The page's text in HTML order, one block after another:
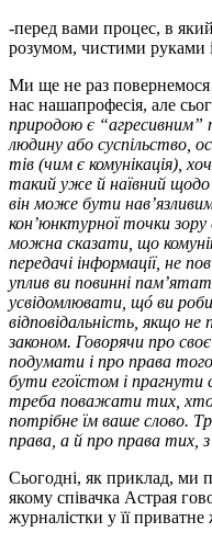
-перед вами процес, в
розумом, чистими руками
Ми ще не раз повернемося
нас нашапрофесія, але
природою є “агресивним”
людину або суспільство,
тів (чим є комунікація),
такий уже й наївний щодо
він може бути
кон’юнктурної точки зору
можна сказати, що
передачі інформації, не
уплив ви повинні пам’
усвідомлювати, щó ви
відповідальність, якщо не
законом. Говорячи про
подумати і про права
бути егоїстом і прагнути
треба поважати тих, хто
потрібне їм ваше слово.
права, а й про права тих,
Сьогодні, як приклад, ми
якому співачка Астрая
журналістки у її приватне